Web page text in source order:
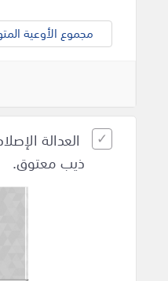
مجموع الأوعية
العدالة
ذيب معتوق.